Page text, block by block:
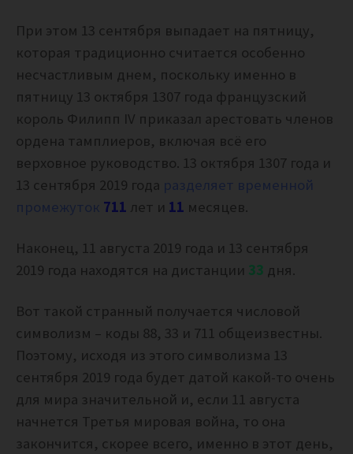
При этом 13 сентября выпадает на пятницу,
которая традиционно считается особенно
несчастливым днем, поскольку именно в
пятницу 13 октября 1307 года французский
король Филипп IV приказал арестовать членов
ордена тамплиеров, включая всё его
верховное руководство. 13 октября 1307 года и
13 сентября 2019 года разделяет временной
промежуток 711 лет и 11 месяцев.
Наконец, 11 августа 2019 года и 13 сентября
2019 года находятся на дистанции 33 дня.
Вот такой странный получается числовой
символизм – коды 88, 33 и 711 общеизвестны.
Поэтому, исходя из этого символизма 13
сентября 2019 года будет датой какой-то очень
для мира значительной и, если 11 августа
начнется Третья мировая война, то она
закончится, скорее всего, именно в этот день,